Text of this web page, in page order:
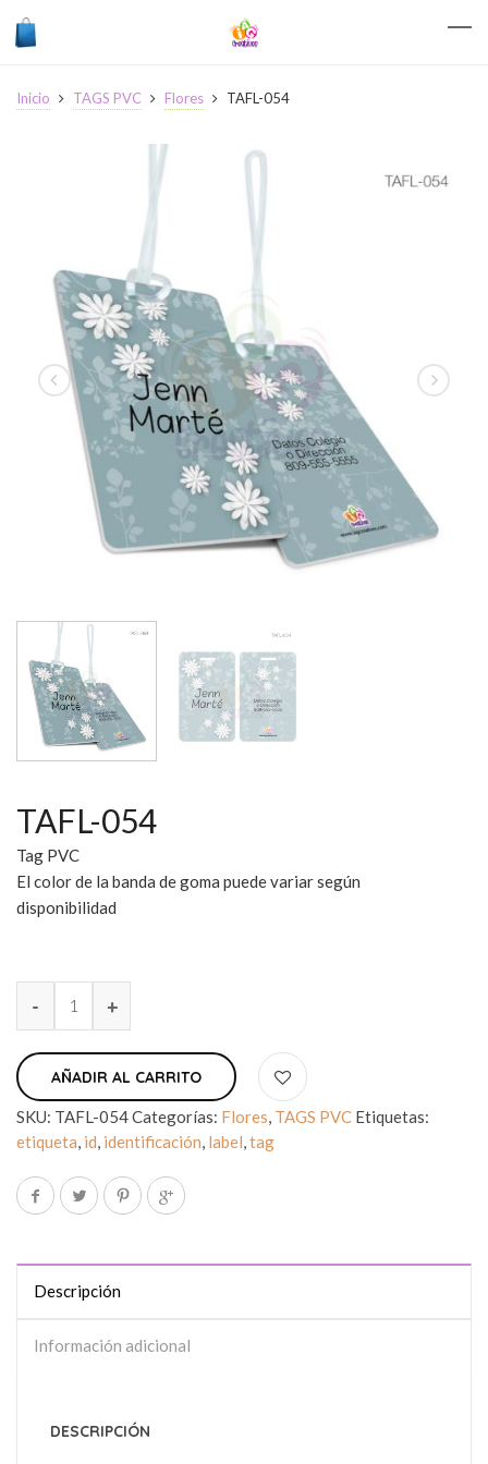
Inicio TAGS PVC Flores TAFL-054
TAFL-054
Tag PVC
El color de la banda de goma puede variar según
disponibilidad
AÑADIR AL CARRITO
SKU: TAFL-054Categorías: Flores, TAGS PVC Etiquetas:
etiqueta, id, identificación, label,tag
Descripción
Información adicional
DESCRIPCIÓN